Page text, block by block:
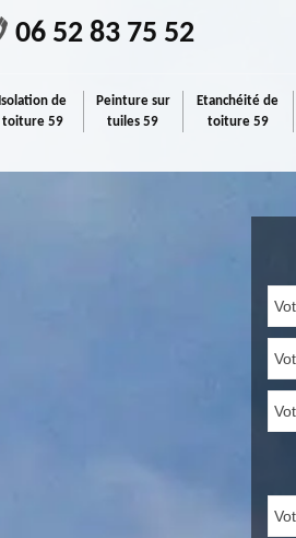
06 52 83 75 52
Isolation de
toiture 59
Peinture sur
tuiles 59
Etanchéité de
toiture 59